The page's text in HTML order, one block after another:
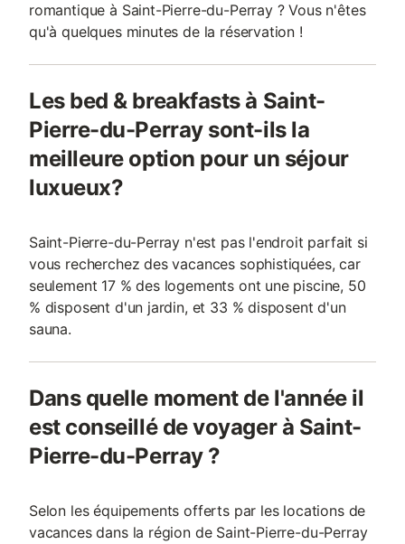
romantique à Saint-Pierre-du-Perray ? Vous n'êtes
qu'à quelques minutes de la réservation !
Les bed & breakfasts à Saint-
Pierre-du-Perray sont-ils la
meilleure option pour un séjour
luxueux?
Saint-Pierre-du-Perray n'est pas l'endroit parfait si
vous recherchez des vacances sophistiquées, car
seulement 17 % des logements ont une piscine, 50
% disposent d'un jardin, et 33 % disposent d'un
sauna.
Dans quelle moment de l'année il
est conseillé de voyager à Saint-
Pierre-du-Perray ?
Selon les équipements offerts par les locations de
vacances dans la région de Saint-Pierre-du-Perray